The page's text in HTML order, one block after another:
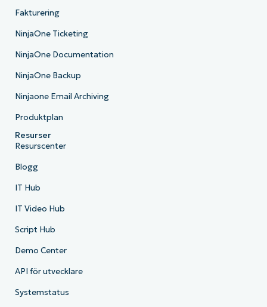
Fakturering
NinjaOne Ticketing
NinjaOne Documentation
NinjaOne Backup
Ninjaone Email Archiving
Produktplan
Resurser
Resurscenter
Blogg
IT Hub
IT Video Hub
Script Hub
Demo Center
API för utvecklare
Systemstatus